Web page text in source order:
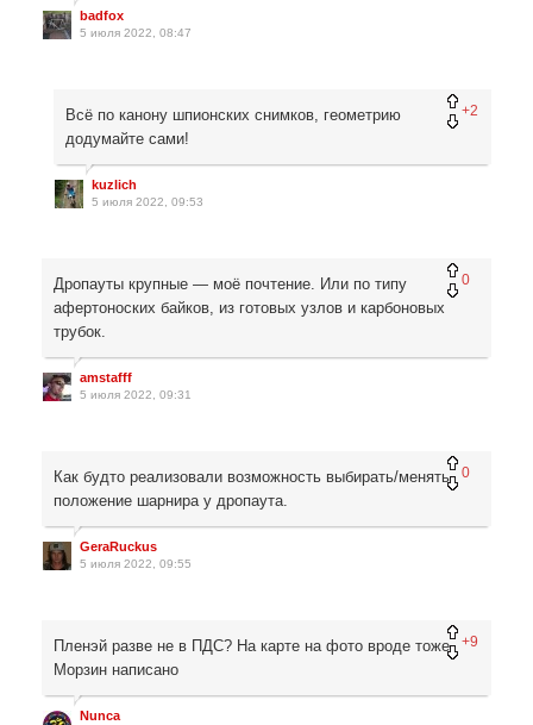
badfox
5 июля 2022, 08:47
+2
Всё по канону шпионских снимков, геометрию
додумайте сами!
kuzlich
5 июля 2022, 09:53
0
Дропауты крупные — моё почтение. Или по типу
афертоноских байков, из готовых узлов и карбоновых
трубок.
amstafff
5 июля 2022, 09:31
0
Как будто реализовали возможность выбирать/менять
положение шарнира у дропаута.
GeraRuckus
5 июля 2022, 09:55
+9
Пленэй разве не в ПДС? На карте на фото вроде тоже
Морзин написано
Nunca